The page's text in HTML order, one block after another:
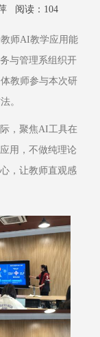
阅读： 104
师AI教学应用能
与管理系组织开
教师参与本次研
。
，聚焦AI工具在
用，不做纯理论
，让教师直观感